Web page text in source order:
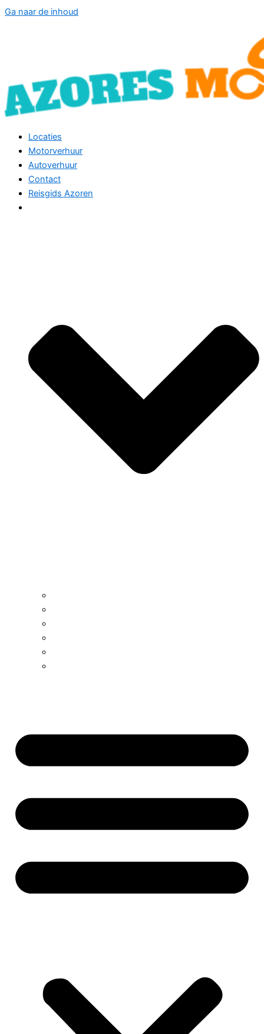
Ga naar de inhoud
Locaties
Motorverhuur
Autoverhuur
Contact
Reisgids Azoren